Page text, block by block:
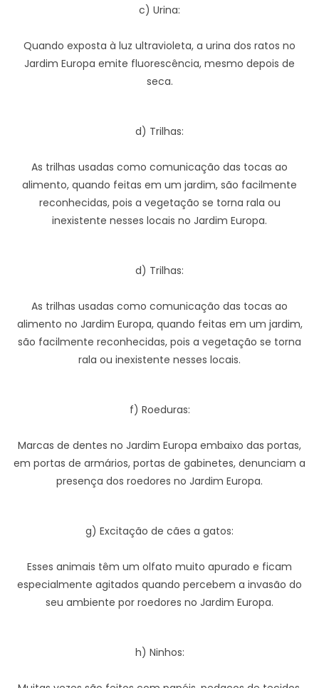
c) Urina:
Quando exposta à luz ultravioleta, a urina dos ratos no
Jardim Europa emite fluorescência, mesmo depois de
seca.
d) Trilhas:
As trilhas usadas como comunicação das tocas ao
alimento, quando feitas em um jardim, são facilmente
reconhecidas, pois a vegetação se torna rala ou
inexistente nesses locais no Jardim Europa.
d) Trilhas:
As trilhas usadas como comunicação das tocas ao
alimento no Jardim Europa, quando feitas em um jardim,
são facilmente reconhecidas, pois a vegetação se torna
rala ou inexistente nesses locais.
f) Roeduras:
Marcas de dentes no Jardim Europa embaixo das portas,
em portas de armários, portas de gabinetes, denunciam a
presença dos roedores no Jardim Europa.
g) Excitação de cães a gatos:
Esses animais têm um olfato muito apurado e ficam
especialmente agitados quando percebem a invasão do
seu ambiente por roedores no Jardim Europa.
h) Ninhos: